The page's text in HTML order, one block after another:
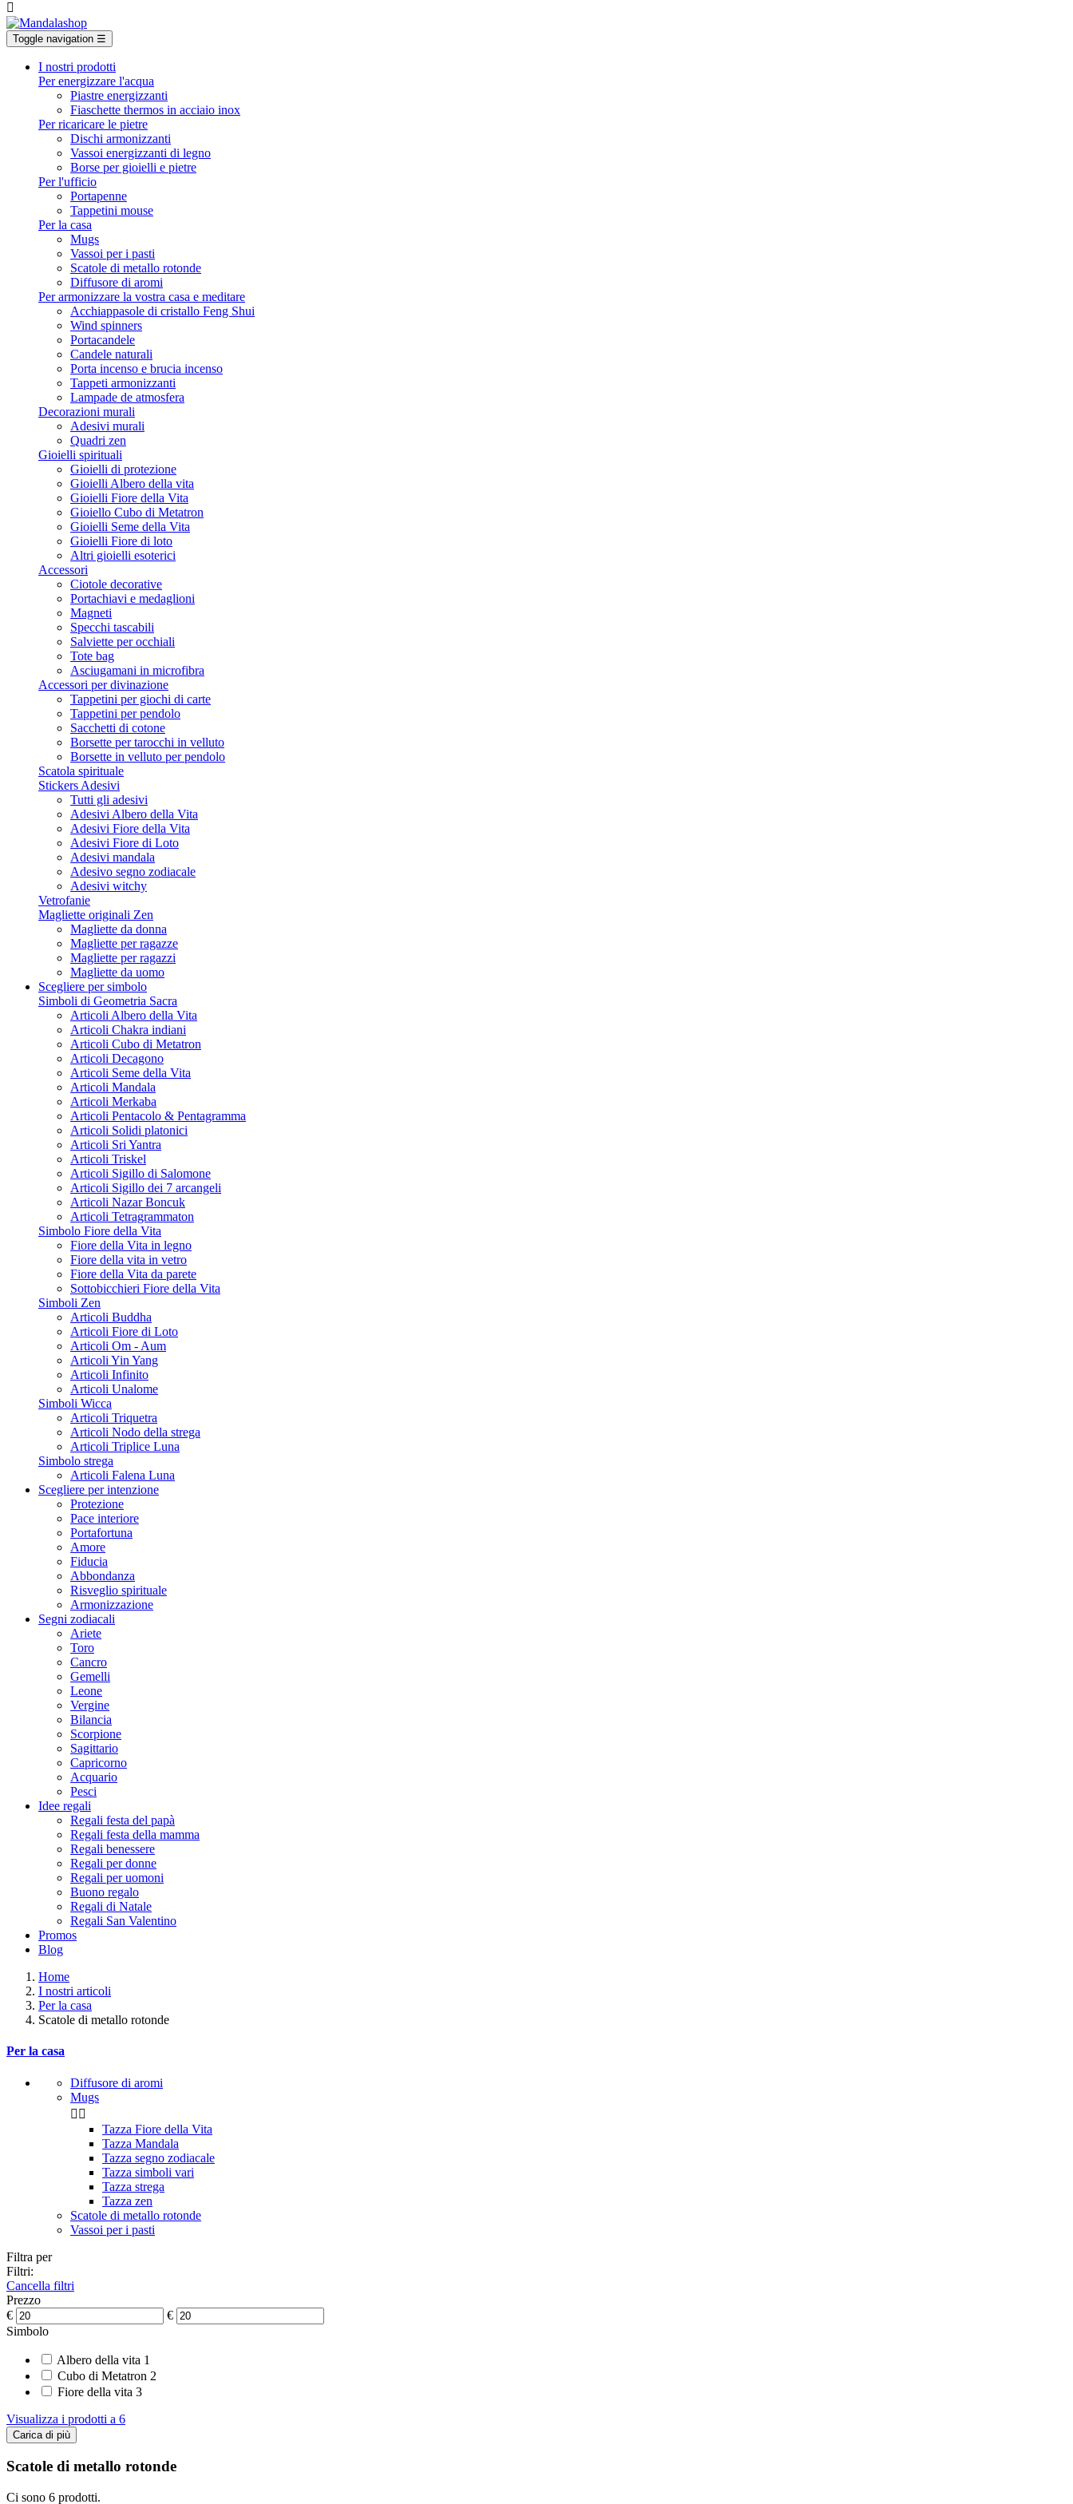

Toggle navigation ☰
I nostri prodotti
Per energizzare l'acqua
Piastre energizzanti
Fiaschette thermos in acciaio inox
Per ricaricare le pietre
Dischi armonizzanti
Vassoi energizzanti di legno
Borse per gioielli e pietre
Per l'ufficio
Portapenne
Tappetini mouse
Per la casa
Mugs
Vassoi per i pasti
Scatole di metallo rotonde
Diffusore di aromi
Per armonizzare la vostra casa e meditare
Acchiappasole di cristallo Feng Shui
Wind spinners
Portacandele
Candele naturali
Porta incenso e brucia incenso
Tappeti armonizzanti
Lampade de atmosfera
Decorazioni murali
Adesivi murali
Quadri zen
Gioielli spirituali
Gioielli di protezione
Gioielli Albero della vita
Gioielli Fiore della Vita
Gioiello Cubo di Metatron
Gioielli Seme della Vita
Gioielli Fiore di loto
Altri gioielli esoterici
Accessori
Ciotole decorative
Portachiavi e medaglioni
Magneti
Specchi tascabili
Salviette per occhiali
Tote bag
Asciugamani in microfibra
Accessori per divinazione
Tappetini per giochi di carte
Tappetini per pendolo
Sacchetti di cotone
Borsette per tarocchi in velluto
Borsette in velluto per pendolo
Scatola spirituale
Stickers Adesivi
Tutti gli adesivi
Adesivi Albero della Vita
Adesivi Fiore della Vita
Adesivi Fiore di Loto
Adesivi mandala
Adesivo segno zodiacale
Adesivi witchy
Vetrofanie
Magliette originali Zen
Magliette da donna
Magliette per ragazze
Magliette per ragazzi
Magliette da uomo
Scegliere per simbolo
Simboli di Geometria Sacra
Articoli Albero della Vita
Articoli Chakra indiani
Articoli Cubo di Metatron
Articoli Decagono
Articoli Seme della Vita
Articoli Mandala
Articoli Merkaba
Articoli Pentacolo & Pentagramma
Articoli Solidi platonici
Articoli Sri Yantra
Articoli Triskel
Articoli Sigillo di Salomone
Articoli Sigillo dei 7 arcangeli
Articoli Nazar Boncuk
Articoli Tetragrammaton
Simbolo Fiore della Vita
Fiore della Vita in legno
Fiore della vita in vetro
Fiore della Vita da parete
Sottobicchieri Fiore della Vita
Simboli Zen
Articoli Buddha
Articoli Fiore di Loto
Articoli Om - Aum
Articoli Yin Yang
Articoli Infinito
Articoli Unalome
Simboli Wicca
Articoli Triquetra
Articoli Nodo della strega
Articoli Triplice Luna
Simbolo strega
Articoli Falena Luna
Scegliere per intenzione
Protezione
Pace interiore
Portafortuna
Amore
Fiducia
Abbondanza
Risveglio spirituale
Armonizzazione
Segni zodiacali
Ariete
Toro
Cancro
Gemelli
Leone
Vergine
Bilancia
Scorpione
Sagittario
Capricorno
Acquario
Pesci
Idee regali
Regali festa del papà
Regali festa della mamma
Regali benessere
Regali per donne
Regali per uomoni
Buono regalo
Regali di Natale
Regali San Valentino
Promos
Blog
Home
I nostri articoli
Per la casa
Scatole di metallo rotonde
Per la casa
Diffusore di aromi
Mugs
 
Tazza Fiore della Vita
Tazza Mandala
Tazza segno zodiacale
Tazza simboli vari
Tazza strega
Tazza zen
Scatole di metallo rotonde
Vassoi per i pasti
Filtra per
Filtri:
Cancella filtri
Prezzo
€
€
Simbolo
Albero della vita 1
Cubo di Metatron 2
Fiore della vita 3
Visualizza i prodotti a 6
Carica di più
Scatole di metallo rotonde
Ci sono 6 prodotti.